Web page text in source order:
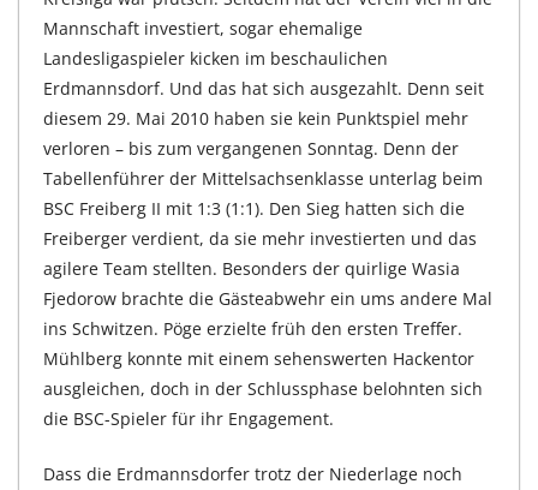
Mannschaft investiert, sogar ehemalige
Landesligaspieler kicken im beschaulichen
Erdmannsdorf. Und das hat sich ausgezahlt. Denn seit
diesem 29. Mai 2010 haben sie kein Punktspiel mehr
verloren – bis zum vergangenen Sonntag. Denn der
Tabellenführer der Mittelsachsenklasse unterlag beim
BSC Freiberg II mit 1:3 (1:1). Den Sieg hatten sich die
Freiberger verdient, da sie mehr investierten und das
agilere Team stellten. Besonders der quirlige Wasia
Fjedorow brachte die Gästeabwehr ein ums andere Mal
ins Schwitzen. Pöge erzielte früh den ersten Treffer.
Mühlberg konnte mit einem sehenswerten Hackentor
ausgleichen, doch in der Schlussphase belohnten sich
die BSC-Spieler für ihr Engagement.
Dass die Erdmannsdorfer trotz der Niederlage noch